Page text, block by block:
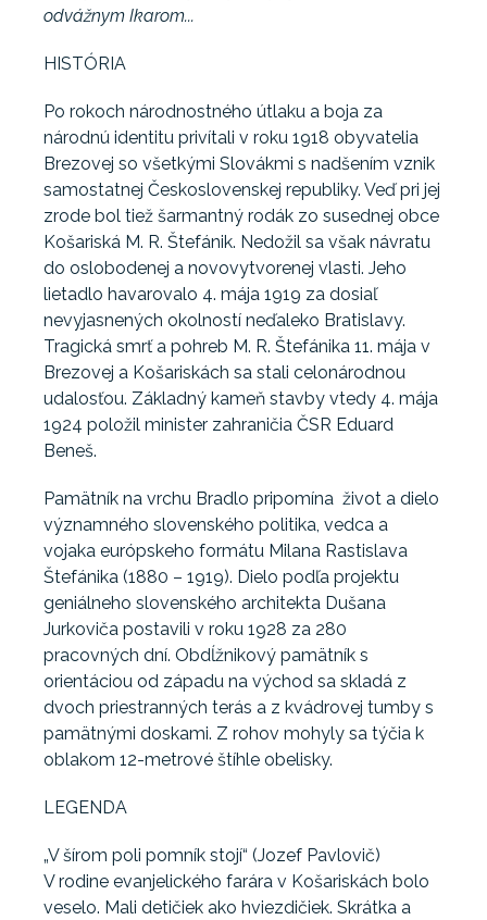
odvážnym Ikarom...
HISTÓRIA
Po rokoch národnostného útlaku a boja za
národnú identitu privítali v roku 1918 obyvatelia
Brezovej so všetkými Slovákmi s nadšením vznik
samostatnej Československej republiky. Veď pri jej
zrode bol tiež šarmantný rodák zo susednej obce
Košariská M. R. Štefánik. Nedožil sa však návratu
do oslobodenej a novovytvorenej vlasti. Jeho
lietadlo havarovalo 4. mája 1919 za dosiaľ
nevyjasnených okolností neďaleko Bratislavy.
Tragická smrť a pohreb M. R. Štefánika 11. mája v
Brezovej a Košariskách sa stali celonárodnou
udalosťou. Základný kameň stavby vtedy 4. mája
1924 položil minister zahraničia ČSR Eduard
Beneš.
Pamätník na vrchu Bradlo pripomína život a dielo
významného slovenského politika, vedca a
vojaka európskeho formátu Milana Rastislava
Štefánika (1880 – 1919). Dielo podľa projektu
geniálneho slovenského architekta Dušana
Jurkoviča postavili v roku 1928 za 280
pracovných dní. Obdĺžnikový pamätník s
orientáciou od západu na východ sa skladá z
dvoch priestranných terás a z kvádrovej tumby s
pamätnými doskami. Z rohov mohyly sa týčia k
oblakom 12-metrové štíhle obelisky.
LEGENDA
„V šírom poli pomník stojí“ (Jozef Pavlovič)
V rodine evanjelického farára v Košariskách bolo
veselo. Mali detičiek ako hviezdičiek. Skrátka a